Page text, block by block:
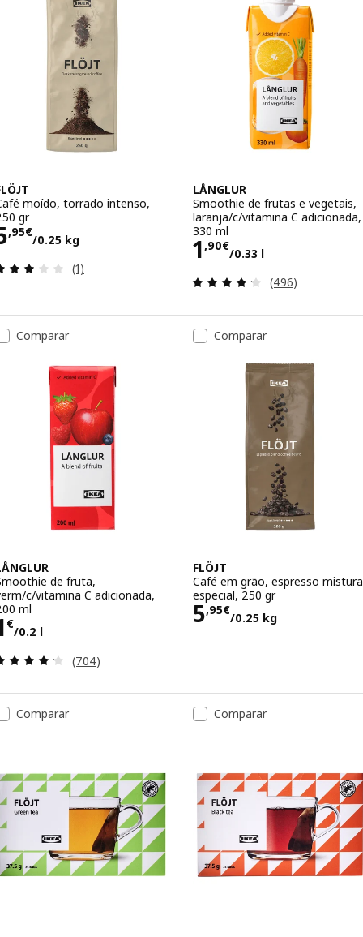
moído, torrado intenso,
gr
,95€
/0.25 kg5,95€/0.25 kg
Avaliação: 3 fora de 5 estrelas. Total de
(1)
LÅNGLUR
Smoothie de frutas e vegetais,
laranja/c/vitamina C adicionada,
330 ml
1,90€
/0.33 l
Preço 1,90€/
Avaliação: 4.2
(496)
Comparar
de fruta,
c/vitamina C adicionada,
ml
€
/0.2 l 1€/0.2 l
Avaliação: 4.2 fora de 5 estrelas. Total de
(704)
Comparar
FLÖJT
Café em grão, espresso mistura
especial, 250 gr
5,95€
/0.25 kg
Preço 5,95€/
Comparar Comparar